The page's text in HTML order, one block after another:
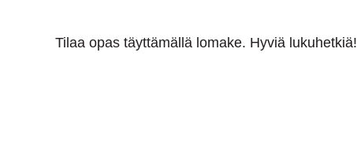
Tilaa opas täyttämällä lomake. Hyviä lukuhetkiä!